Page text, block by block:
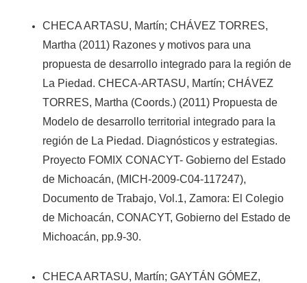
CHECA ARTASU, Martín; CHÁVEZ TORRES,
Martha (2011) Razones y motivos para una
propuesta de desarrollo integrado para la región de
La Piedad. CHECA-ARTASU, Martín; CHÁVEZ
TORRES, Martha (Coords.) (2011) Propuesta de
Modelo de desarrollo territorial integrado para la
región de La Piedad. Diagnósticos y estrategias.
Proyecto FOMIX CONACYT- Gobierno del Estado
de Michoacán, (MICH-2009-C04-117247),
Documento de Trabajo, Vol.1, Zamora: El Colegio
de Michoacán, CONACYT, Gobierno del Estado de
Michoacán, pp.9-30.
CHECA ARTASU, Martín; GAYTÁN GÓMEZ,